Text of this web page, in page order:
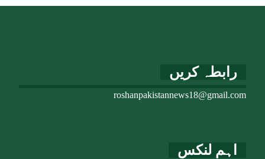
اہم لنکس
رابطہ کریں
roshanpakistannews18@gmail.com